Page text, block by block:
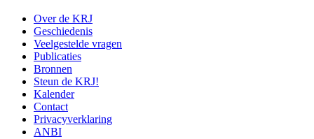
Over de KRJ
Geschiedenis
Veelgestelde vragen
Publicaties
Bronnen
Steun de KRJ!
Kalender
Contact
Privacyverklaring
ANBI